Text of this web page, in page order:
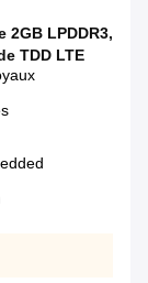
2GB LPDDR3,
TDD LTE